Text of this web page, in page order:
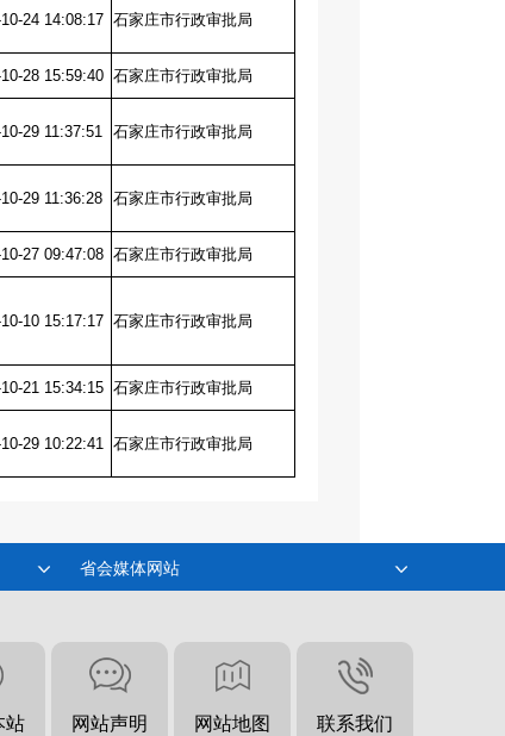
24 14:08:17 石家庄市行政审批局
28 15:59:40 石家庄市行政审批局
29 11:37:51 石家庄市行政审批局
29 11:36:28 石家庄市行政审批局
27 09:47:08 石家庄市行政审批局
10 15:17:17 石家庄市行政审批局
21 15:34:15 石家庄市行政审批局
29 10:22:41 石家庄市行政审批局